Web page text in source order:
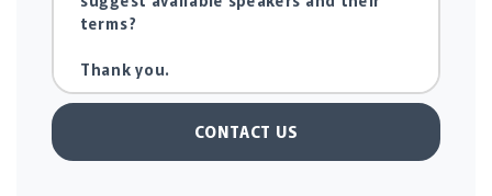
CONTACT US